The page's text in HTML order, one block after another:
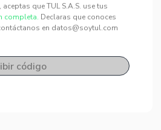
que TUL S.A.S. use tus
completa. Declaras que conoces
en datos@soytul.com
código